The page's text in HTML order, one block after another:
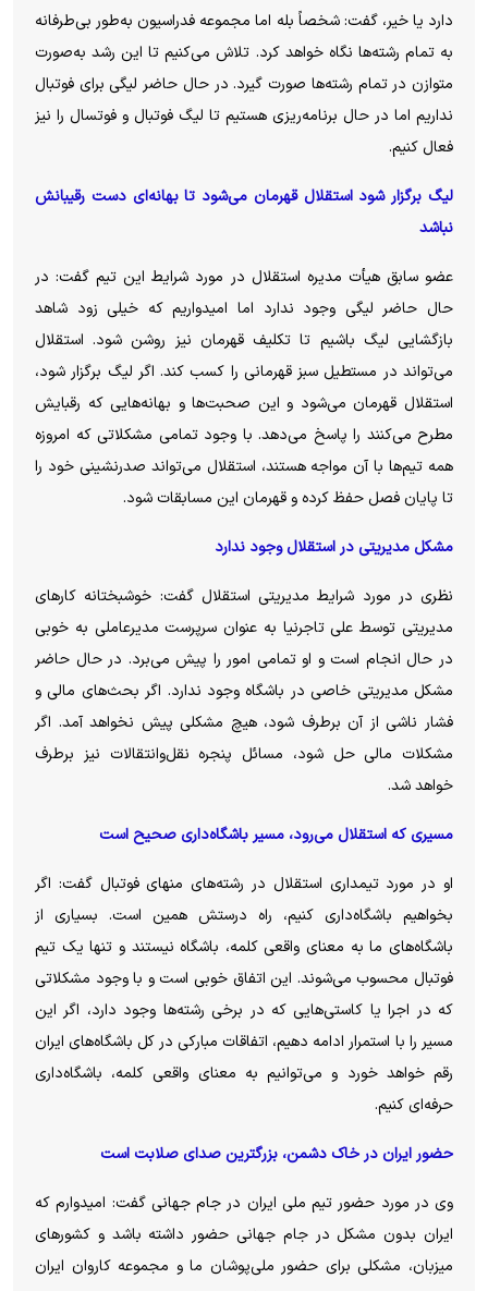
دارد یا خیر، گفت: شخصاً بله اما مجموعه فدراسیون به‌طور بی‌طرفانه
به تمام رشته‌ها نگاه خواهد کرد. تلاش می‌کنیم تا این رشد به‌صورت
متوازن در تمام رشته‌ها صورت گیرد. در حال حاضر لیگی برای فوتبال
نداریم اما در حال برنامه‌ریزی هستیم تا لیگ فوتبال و فوتسال را نیز
فعال کنیم.
لیگ برگزار شود استقلال قهرمان می‌شود تا بهانه‌ای دست رقیبانش
نباشد
عضو سابق هیأت مدیره استقلال در مورد شرایط این تیم گفت: در
حال حاضر لیگی وجود ندارد اما امیدواریم که خیلی زود شاهد
بازگشایی لیگ باشیم تا تکلیف قهرمان نیز روشن شود. استقلال
می‌تواند در مستطیل سبز قهرمانی را کسب کند. اگر لیگ برگزار شود،
استقلال قهرمان می‌شود و این صحبت‌ها و بهانه‌هایی که رقبایش
مطرح می‌کنند را پاسخ می‌دهد. با وجود تمامی مشکلاتی که امروزه
همه تیم‌ها با آن مواجه هستند، استقلال می‌تواند صدرنشینی خود را
تا پایان فصل حفظ کرده و قهرمان این مسابقات شود.
مشکل مدیریتی در استقلال وجود ندارد
نظری در مورد شرایط مدیریتی استقلال گفت: خوشبختانه کارهای
مدیریتی توسط علی تاجرنیا به عنوان سرپرست مدیرعاملی به خوبی
در حال انجام است و او تمامی امور را پیش می‌برد. در حال حاضر
مشکل مدیریتی خاصی در باشگاه وجود ندارد. اگر بحث‌های مالی و
فشار ناشی از آن برطرف شود، هیچ مشکلی پیش نخواهد آمد. اگر
مشکلات مالی حل شود، مسائل پنجره نقل‌وانتقالات نیز برطرف
خواهد شد.
مسیری که استقلال می‌رود، مسیر باشگاه‌داری صحیح است
او در مورد تیمداری استقلال در رشته‌های منهای فوتبال گفت: اگر
بخواهیم باشگاه‌داری کنیم، راه درستش همین است. بسیاری از
باشگاه‌های ما به معنای واقعی کلمه، باشگاه نیستند و تنها یک تیم
فوتبال محسوب می‌شوند. این اتفاق خوبی است و با وجود مشکلاتی
که در اجرا یا کاستی‌هایی که در برخی رشته‌ها وجود دارد، اگر این
مسیر را با استمرار ادامه دهیم، اتفاقات مبارکی در کل باشگاه‌های ایران
رقم خواهد خورد و می‌توانیم به معنای واقعی کلمه، باشگاه‌داری
حرفه‌ای کنیم.
حضور ایران در خاک دشمن، بزرگترين صدای صلابت است
وی در مورد حضور تیم ملی ایران در جام جهانی گفت: امیدوارم که
ایران بدون مشکل در جام جهانی حضور داشته باشد و کشورهای
میزبان، مشکلی برای حضور ملی‌پوشان ما و مجموعه کاروان ایران